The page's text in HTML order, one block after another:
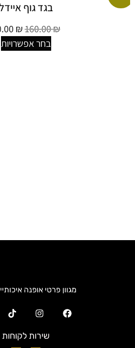
בגד גוף איידל
160.00
90.00₪
בחר אפשרויות
מגוון פרטי אופנה איכותיים ביותר
שירות לקוחות